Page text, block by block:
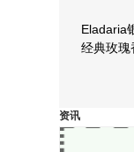
Eladaria
经典玫瑰
资讯